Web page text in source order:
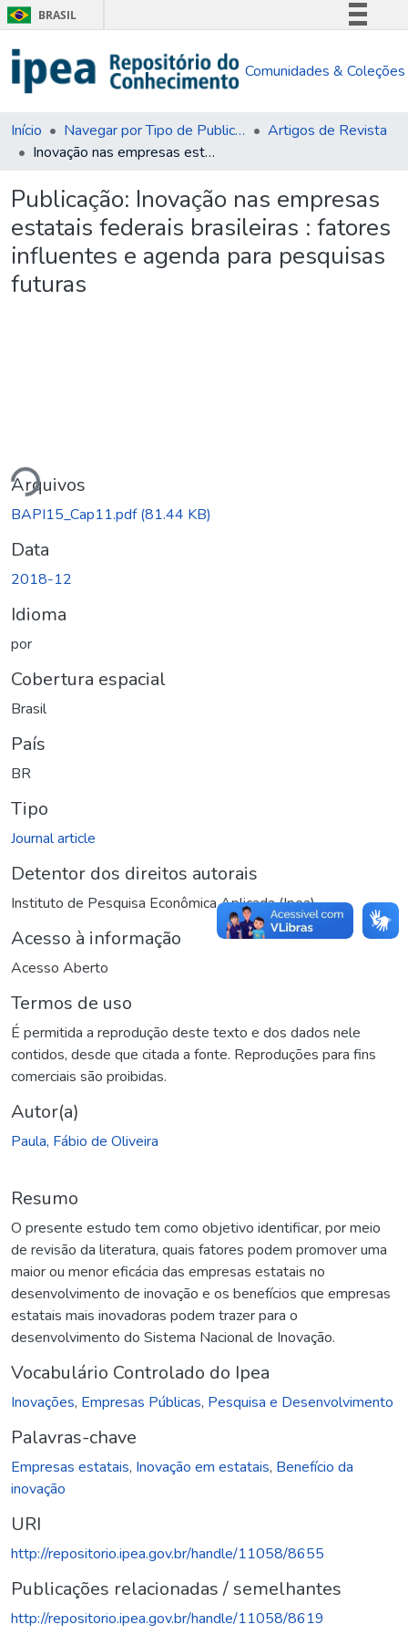
BRASIL
Comunica BR
Acesso à informação
Comunidades & Coleções
Início Navegar por Tipo de Publicação
Artigos de Revista
Inovação nas empresas estatais federais brasileiras : fatores influentes e agenda para pesquisas futuras
Publicação: Inovação nas empresas
estatais federais brasileiras : fatores
influentes e agenda para pesquisas
futuras
Arquivos
BAPI15_Cap11.pdf(81.44 KB)
Data
2018-12
Idioma
por
Cobertura espacial
Brasil
País
BR
Tipo
Journal article
Detentor dos direitos autorais
Instituto de Pesquisa Econômica Aplicada (Ipea)
Acesso à informação
Acesso Aberto
Termos de uso
É permitida a reprodução deste texto e dos dados nele
contidos, desde que citada a fonte. Reproduções para fins
comerciais são proibidas.
Autor(a)
Paula, Fábio de Oliveira
Resumo
O presente estudo tem como objetivo identificar, por meio
de revisão da literatura, quais fatores podem promover uma
maior ou menor eficácia das empresas estatais no
desenvolvimento de inovação e os benefícios que empresas
estatais mais inovadoras podem trazer para o
desenvolvimento do Sistema Nacional de Inovação.
Vocabulário Controlado do Ipea
Inovações, Empresas Públicas, Pesquisa e Desenvolvimento
Palavras-chave
Empresas estatais, Inovação em estatais, Benefício da
inovação
URI
http://repositorio.ipea.gov.br/handle/11058/8655
Publicações relacionadas / semelhantes
http://repositorio.ipea.gov.br/handle/11058/8619